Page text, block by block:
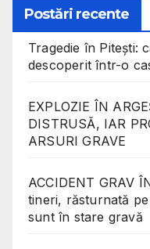
Postări recente
Tragedie în Pitești:
descoperit într-o
EXPLOZIE ÎN
DISTRUSĂ, IAR
ARSURI GRAVE
ACCIDENT GRAV
tineri, răsturnată
sunt în stare gravă